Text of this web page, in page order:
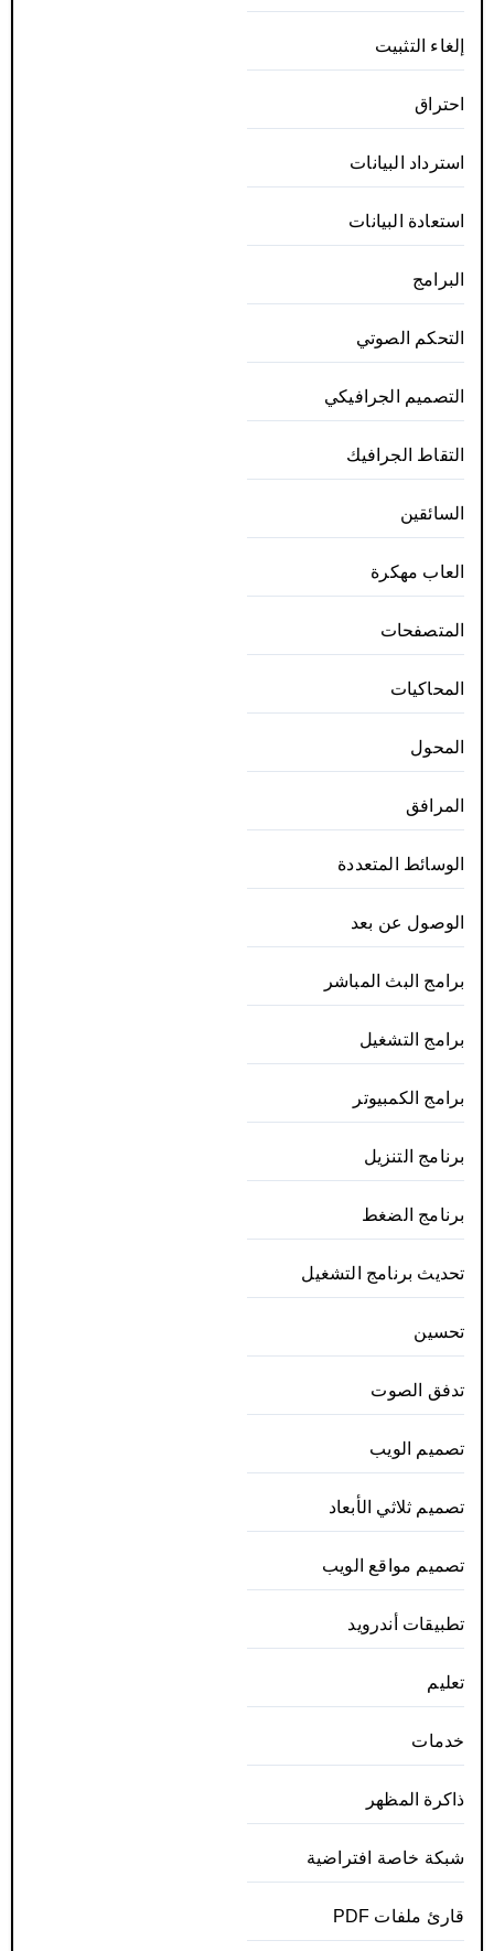
إلغاء التثبيت
احتراق
استرداد البيانات
استعادة البيانات
البرامج
التحكم الصوتي
التصميم الجرافيكي
التقاط الجرافيك
السائقين
العاب مهكرة
المتصفحات
المحاكيات
المحول
المرافق
الوسائط المتعددة
الوصول عن بعد
برامج البث المباشر
برامج التشغيل
برامج الكمبيوتر
برنامج التنزيل
برنامج الضغط
تحديث برنامج التشغيل
تحسين
تدفق الصوت
تصميم الويب
تصميم ثلاثي الأبعاد
تصميم مواقع الويب
تطبيقات أندرويد
تعليم
خدمات
ذاكرة المظهر
شبكة خاصة افتراضية
قارئ ملفات PDF